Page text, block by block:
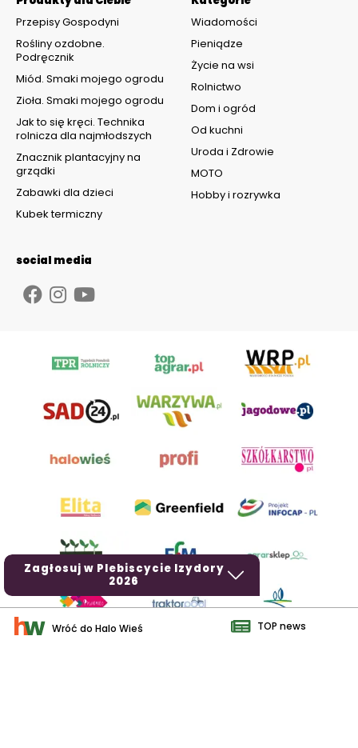
Zagłosuj w Plebiscycie Izydory
2026
Wiadomości
Pieniądze
Życie na wsi
Rolnictwo
Dom i ogród
Od kuchni
Uroda i Zdrowie
MOTO
Hobby i rozrywka
Przepisy Gospodyni
Rośliny ozdobne.
Podręcznik
Miód. Smaki mojego ogrodu
Zioła. Smaki mojego ogrodu
Jak to się kręci. Technika
rolnicza dla najmłodszych
Znacznik plantacyjny na
grządki
Zabawki dla dzieci
Kubek termiczny
social media
Wróć do Halo Wieś TOP news